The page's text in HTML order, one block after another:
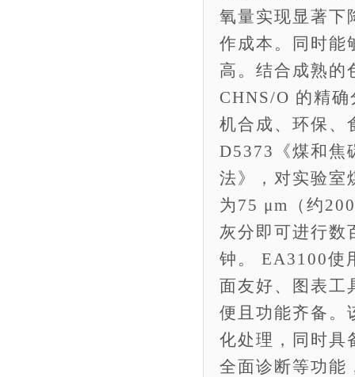
氧量实现显著下
作成本。同时能
高。结合成熟的
CHNS/O 的精
机合成、环保、
D5373《煤和焦
法》，对实验室
为75 μm（约
灰分即可进行数
钟。 EA3100使
面友好、图表工
便且功能齐备。
化处理，同时具
全面诊断等功能